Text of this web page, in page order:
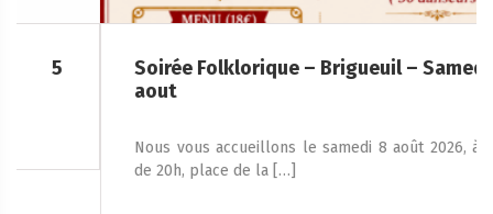
Soirée Folklorique – Brigueuil – Samedi 08
Nous vous accueillons le samedi 8 août 2026, à partir
de 20h, place de la […]